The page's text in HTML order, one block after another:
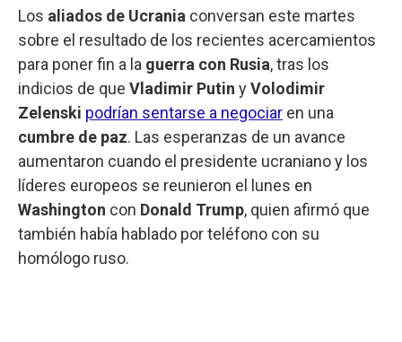
Los aliados de Ucrania conversan este martes
sobre el resultado de los recientes acercamientos
para poner fin a la guerra con Rusia, tras los
indicios de que Vladimir Putin yVolodimir
Zelenski podrían sentarse a negociar en una
cumbre de paz. Las esperanzas de un avance
aumentaron cuando el presidente ucraniano y los
líderes europeos se reunieron el lunes en
Washington con Donald Trump, quien afirmó que
también había hablado por teléfono con su
homólogo ruso.